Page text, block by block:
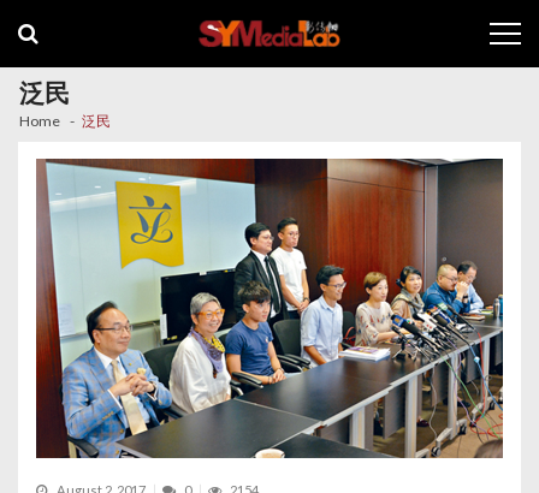
navigation
content
泛民
Home 泛民
August 2, 2017 0 2154